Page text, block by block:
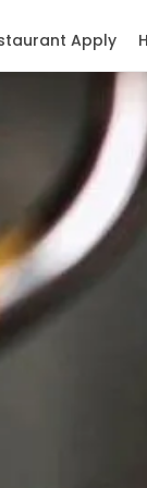
Apply